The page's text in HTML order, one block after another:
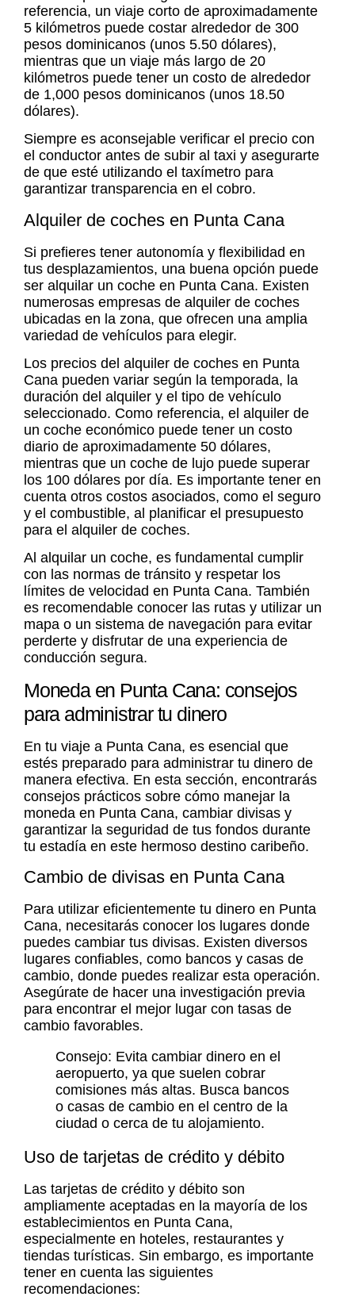
referencia, un viaje corto de aproximadamente
5 kilómetros puede costar alrededor de 300
pesos dominicanos (unos 5.50 dólares),
mientras que un viaje más largo de 20
kilómetros puede tener un costo de alrededor
de 1,000 pesos dominicanos (unos 18.50
dólares).
Siempre es aconsejable verificar el precio con
el conductor antes de subir al taxi y asegurarte
de que esté utilizando el taxímetro para
garantizar transparencia en el cobro.
Alquiler de coches en Punta Cana
Si prefieres tener autonomía y flexibilidad en
tus desplazamientos, una buena opción puede
ser alquilar un coche en Punta Cana. Existen
numerosas empresas de alquiler de coches
ubicadas en la zona, que ofrecen una amplia
variedad de vehículos para elegir.
Los precios del alquiler de coches en Punta
Cana pueden variar según la temporada, la
duración del alquiler y el tipo de vehículo
seleccionado. Como referencia, el alquiler de
un coche económico puede tener un costo
diario de aproximadamente 50 dólares,
mientras que un coche de lujo puede superar
los 100 dólares por día. Es importante tener en
cuenta otros costos asociados, como el seguro
y el combustible, al planificar el presupuesto
para el alquiler de coches.
Al alquilar un coche, es fundamental cumplir
con las normas de tránsito y respetar los
límites de velocidad en Punta Cana. También
es recomendable conocer las rutas y utilizar un
mapa o un sistema de navegación para evitar
perderte y disfrutar de una experiencia de
conducción segura.
Moneda en Punta Cana: consejos
para administrar tu dinero
En tu viaje a Punta Cana, es esencial que
estés preparado para administrar tu dinero de
manera efectiva. En esta sección, encontrarás
consejos prácticos sobre cómo manejar la
moneda en Punta Cana, cambiar divisas y
garantizar la seguridad de tus fondos durante
tu estadía en este hermoso destino caribeño.
Cambio de divisas en Punta Cana
Para utilizar eficientemente tu dinero en Punta
Cana, necesitarás conocer los lugares donde
puedes cambiar tus divisas. Existen diversos
lugares confiables, como bancos y casas de
cambio, donde puedes realizar esta operación.
Asegúrate de hacer una investigación previa
para encontrar el mejor lugar con tasas de
cambio favorables.
Consejo: Evita cambiar dinero en el
aeropuerto, ya que suelen cobrar
comisiones más altas. Busca bancos
o casas de cambio en el centro de la
ciudad o cerca de tu alojamiento.
Uso de tarjetas de crédito y débito
Las tarjetas de crédito y débito son
ampliamente aceptadas en la mayoría de los
establecimientos en Punta Cana,
especialmente en hoteles, restaurantes y
tiendas turísticas. Sin embargo, es importante
tener en cuenta las siguientes
recomendaciones: